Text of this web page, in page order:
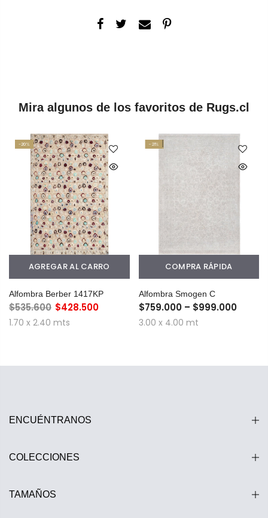
Mira algunos de los favoritos de Rugs.cl
-20%
AGREGAR AL CARRO
Alfombra Berber 1417KP
$535.600 $428.500
1.70 x 2.40 mts
-21%
COMPRA RÁPIDA
Alfombra Smogen C
$759.000 – $999.000
3.00 x 4.00 mt
ENCUÉNTRANOS
COLECCIONES
TAMAÑOS